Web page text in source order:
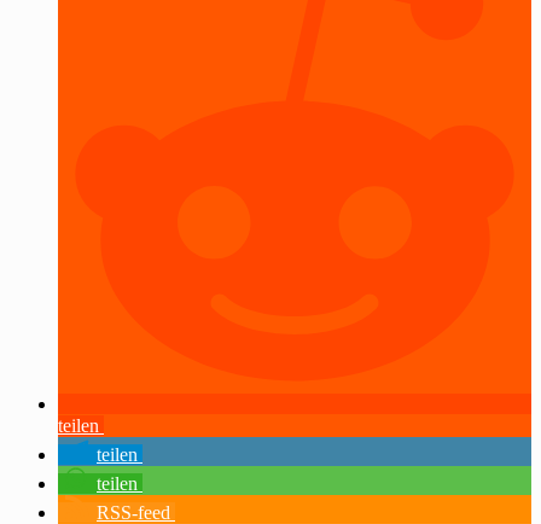
teilen
teilen
teilen
RSS-feed